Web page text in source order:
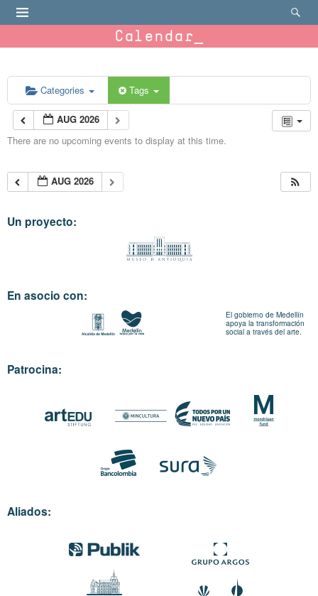
Calendar
Categories Tags
AUG 2026
There are no upcoming events to display at this time.
AUG 2026
Un proyecto:
En asocio con:
El gobierno de Medellín
apoya la transformación
social a través del arte.
Patrocina:
Aliados: